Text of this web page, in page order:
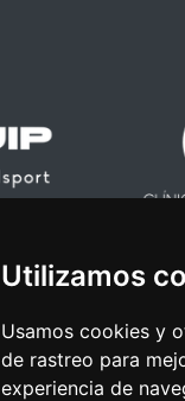
Utilizamos
Usamos cookies y
de rastreo para
experiencia de